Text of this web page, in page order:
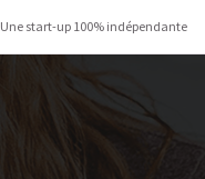
Une start-up 100% indépendante